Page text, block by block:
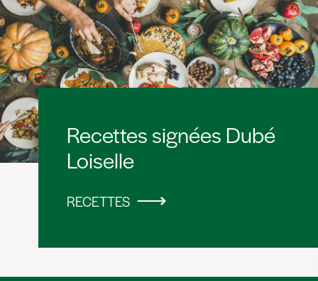
Recettes signées Dubé
Loiselle
RECETTES